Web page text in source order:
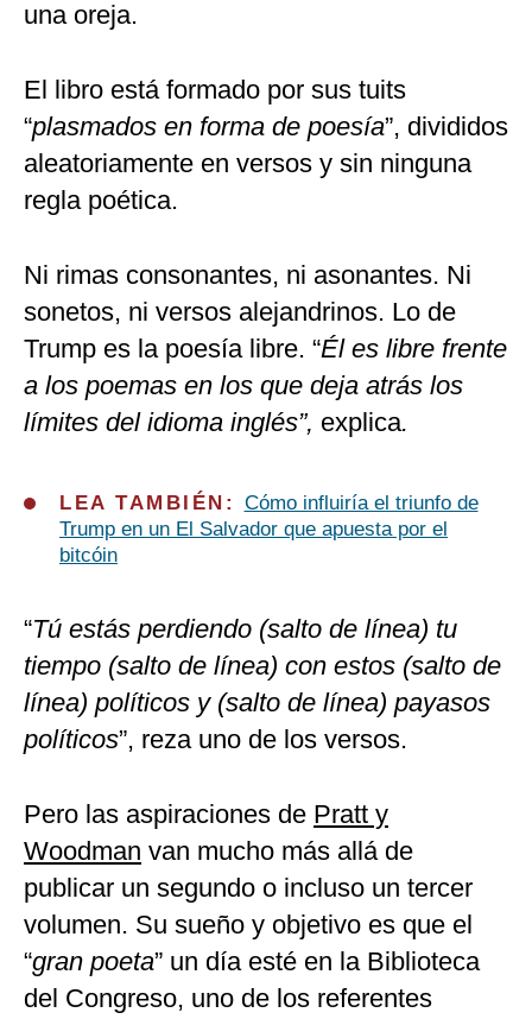
una oreja.
El libro está formado por sus tuits
“plasmados en forma de poesía”, divididos
aleatoriamente en versos y sin ninguna
regla poética.
Ni rimas consonantes, ni asonantes. Ni
sonetos, ni versos alejandrinos. Lo de
Trump es la poesía libre. “Él es libre frente
a los poemas en los que deja atrás los
límites del idioma inglés”, explica.
LEA TAMBIÉN: Cómo influiría el triunfo de
Trump en un El Salvador que apuesta por el
bitcóin
“Tú estás perdiendo (salto de línea) tu
tiempo (salto de línea) con estos (salto de
línea) políticos y (salto de línea) payasos
políticos”, reza uno de los versos.
Pero las aspiraciones de Pratt y
Woodman van mucho más allá de
publicar un segundo o incluso un tercer
volumen. Su sueño y objetivo es que el
“gran poeta” un día esté en la Biblioteca
del Congreso, uno de los referentes